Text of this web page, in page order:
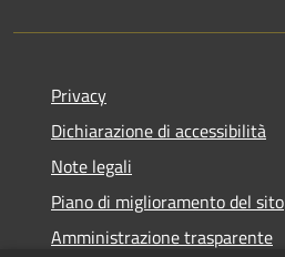
Privacy
Dichiarazione di accessibilità
Note legali
Piano di miglioramento del sito
Amministrazione trasparente